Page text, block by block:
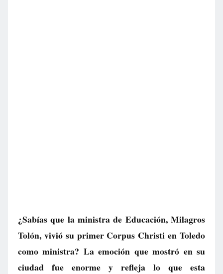
¿Sabías que la ministra de Educación, Milagros
Tolón, vivió su primer Corpus Christi en Toledo
como ministra? La emoción que mostró en su
ciudad fue enorme y refleja lo que esta